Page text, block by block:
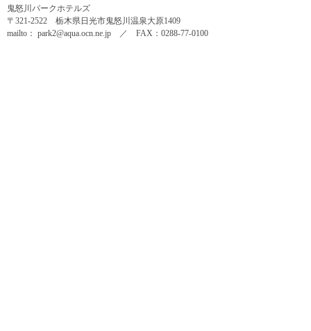
鬼怒川パークホテルズ
〒321-2522 栃木県日光市鬼怒川温泉大原1409
mailto： park2@aqua.ocn.ne.jp ／ FAX：0288-77-0100